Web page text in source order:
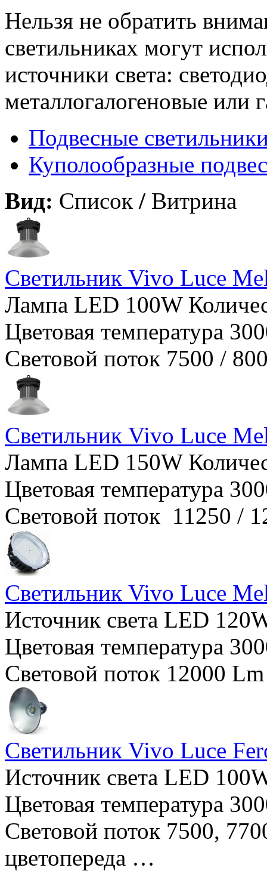
Нельзя не обратить
светильниках могут
источники света:
металлогалогеновые или
Подвесные
Куполообразные
Вид: Список / Витрина
Светильник Vivo Luce
Лампа LED 100W
Цветовая температура
Световой поток 7500 /
Светильник Vivo Luce
Лампа LED 150W
Цветовая температура
Световой поток 11250 /
Светильник Vivo Luce
Источник света LED
Цветовая температура
Световой поток 12000
Светильник Vivo Luce
Источник света LED
Цветовая температура
Световой поток 7500,
цветопереда …